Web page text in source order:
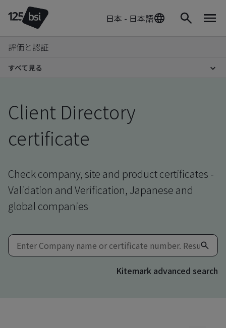
日本 - 日本語
評価と認証
すべて見る
Client Directory
certificate
Check company, site and product certificates -
Validation and Verification, Japanese and
global companies
Kitemark advanced search